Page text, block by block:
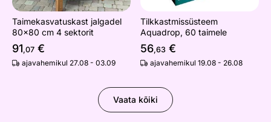
Taimekasvatuskast jalgadel
80x80 cm 4 sektorit
91,07 €
ajavahemikul 27.08 - 03.09
Tilkkastmissüsteem
Aquadrop, 60 taimele
56,63 €
ajavahemikul 19.08 - 26.08
Vaata kõiki